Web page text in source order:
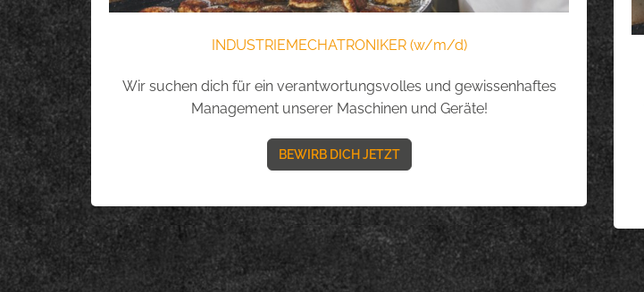
INDUSTRIEMECHATRONIKER (w/m/d)
Wir suchen dich für ein verantwortungsvolles und gewissenhaftes
Management unserer Maschinen und Geräte!
BEWIRB DICH JETZT